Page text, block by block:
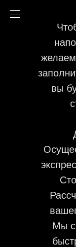
вы
Мы